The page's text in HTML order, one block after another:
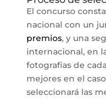
El concurso
nacional con un
premios, y una
internacional, en
fotografías de
mejores en el
seleccionará las